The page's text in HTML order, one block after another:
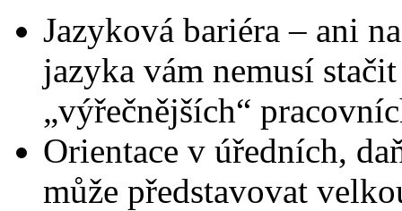
Jazyková bariéra – ani
jazyka vám nemusí
„výřečnějších“
Orientace v úředních,
může představovat